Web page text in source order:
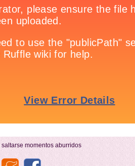
momentos aburridos